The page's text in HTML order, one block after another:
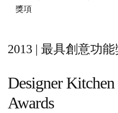
獎項
2013 | 最具創意功能
Designer
Awards